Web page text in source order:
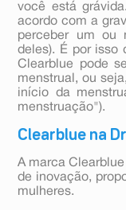
você está
acordo com a
perceber um ou
deles). É por isso
Clearblue pode
menstrual, ou
início da
menstruação").
Clearblue na
A marca
de inovação,
mulheres.